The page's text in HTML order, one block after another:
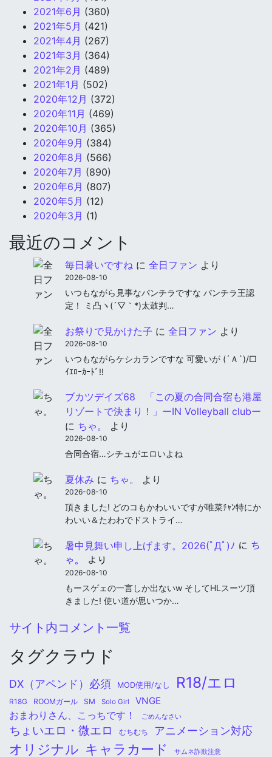
2021年6月 (360)
2021年5月 (421)
2021年4月 (267)
2021年3月 (364)
2021年2月 (489)
2021年1月 (502)
2020年12月 (372)
2020年11月 (469)
2020年10月 (365)
2020年9月 (384)
2020年8月 (566)
2020年7月 (890)
2020年6月 (807)
2020年5月 (12)
2020年3月 (1)
最近のコメント
毎日暑いですね に 全日ファン より
2026-08-10
いつもながら見事なパンチラですな パンチラ王認
定！ ミ凸ヽ(´▽｀*)太鼓判…
お祭りで見かけた子 に 全日ファン より
2026-08-10
いつもながらケシカランですな 可愛いが (´Ａ`)/□
ｲｴﾛｰｶｰﾄﾞ!!
ブカツデイズ68 「この夏の合同合宿も港屋
リゾートで決まり！」ーIN Volleyball clubー
に ちゃ。 より
2026-08-10
合同合宿…シチュがエロいよね
夏休み に ちゃ。 より
2026-08-10
頂きました! どのコもかわいいですが唯菜ﾁｬﾝ特にか
わいい＆たわわでドストライ…
暑中見舞い申し上げます。2026(ﾟДﾟ)ﾉ に ち
ゃ。
より
2026-08-10
もースゲェの一言しか出ないw そしてHLスーツ頂
きました! 使い道が思いつか…
サイト内コメント一覧
タグクラウド
DX（アペンド）必須 MOD使用/なし R18/エロ
R18G ROOMガール SM Solo Girl VNGE
おまわりさん、こっちです！ ごめんなさい
ちょいエロ・微エロ むちむち アニメーション対応
オリジナル キャラカード サムネ詐欺注意